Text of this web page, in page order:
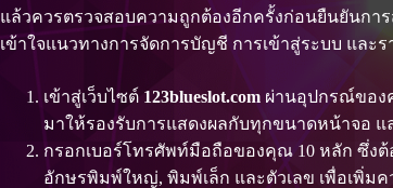
แล้วควรตรวจสอบความถูกต้องอีกครั้งก่อนยืนยันกา
เข้าใจแนวทางการจัดการบัญชี การเข้าสู่ระบบ และ
เข้าสู่เว็บไซต์ 123blueslot.com ผ่านอุปกรณ์ของ
มาให้รองรับการแสดงผลกับทุกขนาดหน้าจอ แ
กรอกเบอร์โทรศัพท์มือถือของคุณ 10 หลัก ซึ่ง
อักษรพิมพ์ใหญ่, พิมพ์เล็ก และตัวเลข เพื่อเพิ่ม